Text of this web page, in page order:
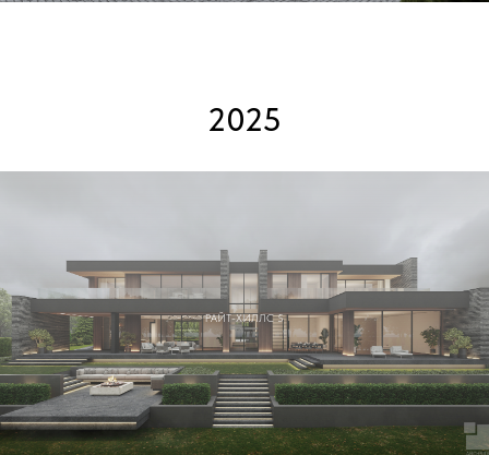
2025
РАЙТ-ХИЛЛС 5